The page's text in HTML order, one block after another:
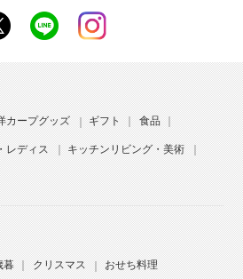
カープグッズ ギフト 食品
レディス キッチンリビング・美術
暮 クリスマス おせち料理